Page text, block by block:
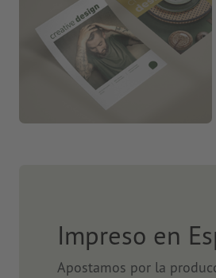
Impreso en
Apostamos por la